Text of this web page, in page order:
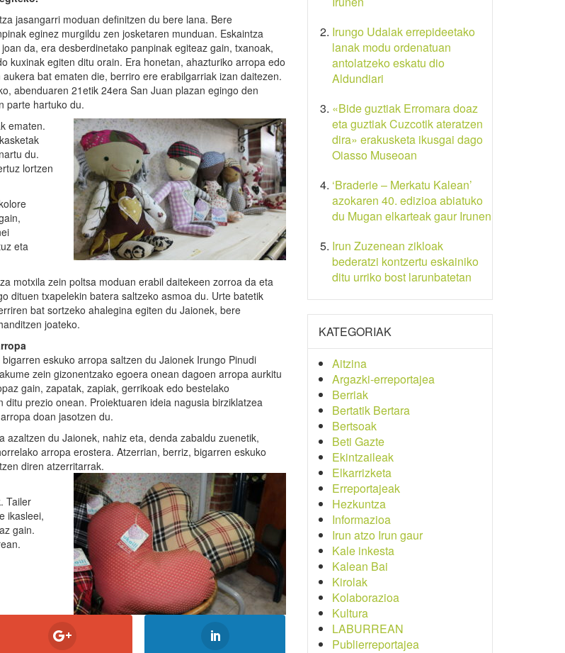
jasangarri moduan definitzen du bere lana. Bere
eginez murgildu zen josketaren munduan. Eskaintza
da, era desberdinetako panpinak egiteaz gain, txanoak,
kuxinak egiten ditu orain. Era honetan, ahazturiko arropa edo
bat ematen die, berriro ere erabilgarriak izan daitezen.
abenduaren 21etik 24era San Juan plazan egingo den
parte hartuko du.
ematen.
du.
lortzen
eta
motxila zein poltsa moduan erabil daitekeen zorroa da eta
dituen txapelekin batera saltzeko asmoa du. Urte batetik
bat sortzeko ahalegina egiten du Jaionek, bere
joateko.
eskuko arropa saltzen du Jaionek Irungo Pinudi
zein gizonentzako egoera onean dagoen arropa aurkitu
gain, zapatak, zapiak, gerrikoak edo bestelako
ditu prezio onean. Proiektuaren ideia nagusia birziklatzea
doan jasotzen du.
du Jaionek, nahiz eta, denda zabaldu zuenetik,
arropa erostera. Atzerrian, berriz, bigarren eskuko
diren atzerritarrak.
Tailer
ikasleei,
gain.
Irungo Udalak errepideetako
lanak modu ordenatuan
antolatzeko eskatu dio
Aldundiari
«Bide guztiak Erromara doaz
eta guztiak Cuzcotik ateratzen
dira» erakusketa ikusgai dago
Oiasso Museoan
‘Braderie – Merkatu Kalean’
azokaren 40. edizioa abiatuko
du Mugan elkarteak gaur Irunen
Irun Zuzenean zikloak
bederatzi kontzertu eskainiko
ditu urriko bost larunbatetan
KATEGORIAK
Aitzina
Argazki-erreportajea
Berriak
Bertatik Bertara
Bertsoak
Beti Gazte
Ekintzaileak
Elkarrizketa
Erreportajeak
Hezkuntza
Informazioa
Irun atzo Irun gaur
Kale inkesta
Kalean Bai
Kirolak
Kolaborazioa
Kultura
LABURREAN
Publierreportajea